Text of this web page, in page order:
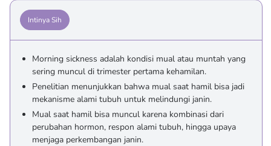
Intinya Sih
Morning sickness adalah kondisi mual atau muntah yang
sering muncul di trimester pertama kehamilan.
Penelitian menunjukkan bahwa mual saat hamil bisa jadi
mekanisme alami tubuh untuk melindungi janin.
Mual saat hamil bisa muncul karena kombinasi dari
perubahan hormon, respon alami tubuh, hingga upaya
menjaga perkembangan janin.